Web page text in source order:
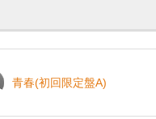
青春(初回限定盤A)